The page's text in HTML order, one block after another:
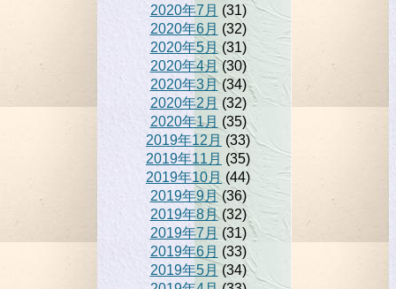
2020年7月 (31)
2020年6月 (32)
2020年5月(31)
2020年4月(30)
2020年3月(34)
2020年2月(32)
2020年1月 (35)
2019年12月 (33)
2019年11月 (35)
2019年10月 (44)
2019年9月(36)
2019年8月(32)
2019年7月 (31)
2019年6月 (33)
2019年5月 (34)